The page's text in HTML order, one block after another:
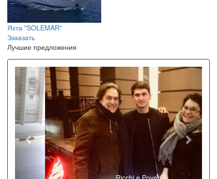
Яхта "SOLEMAR"
Заказать
Лучшие предложения
Назад